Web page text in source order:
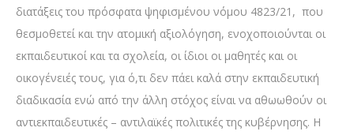
διατάξεις του πρόσφατα ψηφισμένου νόμου 4823/21, που
θεσμοθετεί και την ατομική αξιολόγηση, ενοχοποιούνται οι
εκπαιδευτικοί και τα σχολεία, οι ίδιοι οι μαθητές και οι
οικογένειές τους, για ό,τι δεν πάει καλά στην εκπαιδευτική
διαδικασία ενώ από την άλλη στόχος είναι να αθωωθούν οι
αντιεκπαιδευτικές – αντιλαϊκές πολιτικές της κυβέρνησης. Η